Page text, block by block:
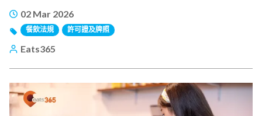
02 Mar 2026
餐飲法規 許可證及牌照
Eats365